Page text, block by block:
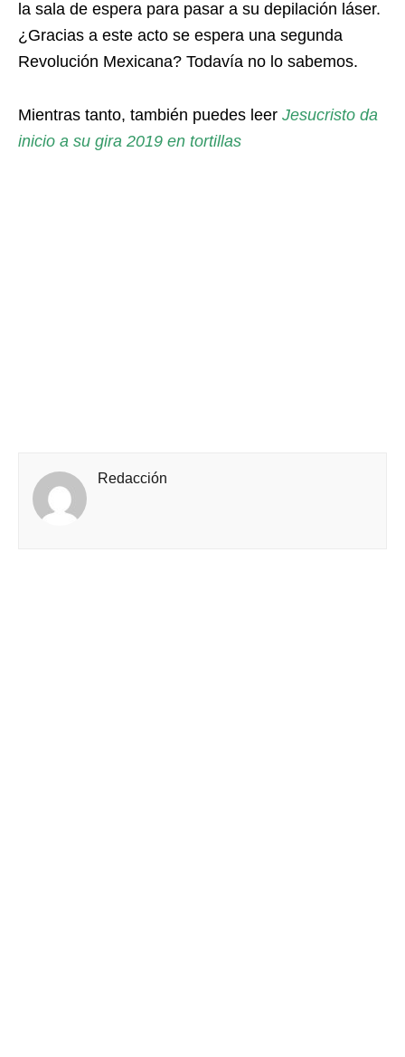
la sala de espera para pasar a su depilación láser.
¿Gracias a este acto se espera una segunda
Revolución Mexicana? Todavía no lo sabemos.
Mientras tanto, también puedes leer Jesucristo da
inicio a su gira 2019 en tortillas
Redacción